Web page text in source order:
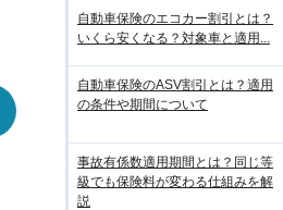
自動車保険のエコカー割引とは？
いくら安くなる？対象車と適用...
自動車保険のASV割引とは？適用
の条件や期間について
事故有係数適用期間とは？同じ等
級でも保険料が変わる仕組みを解
説